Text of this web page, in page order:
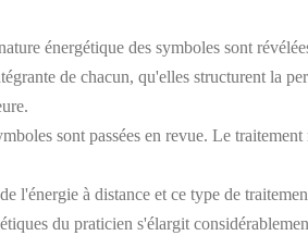
énergétique des symboles sont
de chacun, qu'elles structurent la
sont passées en revue. Le
l'énergie à distance et ce type de
du praticien s'élargit